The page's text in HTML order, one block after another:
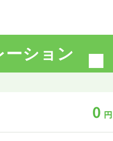
ーション
0 円